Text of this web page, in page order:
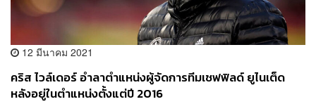
12 มีนาคม 2021
คริส ไวล์เดอร์ อำลาตำแหน่งผู้จัดการทีมเชฟฟิลด์ ยูไนเต็ด
หลังอยู่ในตำแหน่งตั้งแต่ปี 2016